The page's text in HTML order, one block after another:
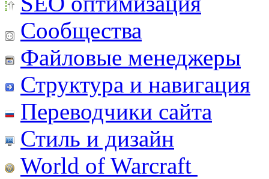
Сообщества
Файловые менеджеры
Структура и навигация
Переводчики сайта
Стиль и дизайн
World of Warcraft